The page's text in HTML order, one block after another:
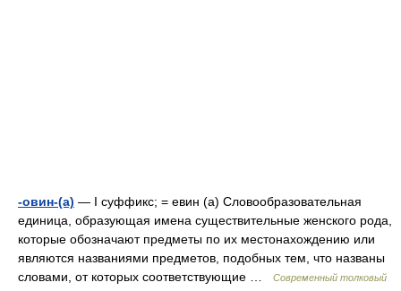
-овин-(а) — I суффикс; = евин (а) Словообразовательная
единица, образующая имена существительные женского рода,
которые обозначают предметы по их местонахождению или
являются названиями предметов, подобных тем, что названы
словами, от которых соответствующие …
Современный толковый